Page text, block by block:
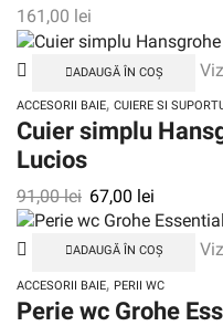
161,00 lei
ADAUGĂ ÎN COȘ
ACCESORII BAIE, CUIERE SI
Cuier simplu
Lucios
91,00lei 67,00 lei
ADAUGĂ ÎN COȘ
ACCESORII BAIE, PERII WC
Perie wc Grohe